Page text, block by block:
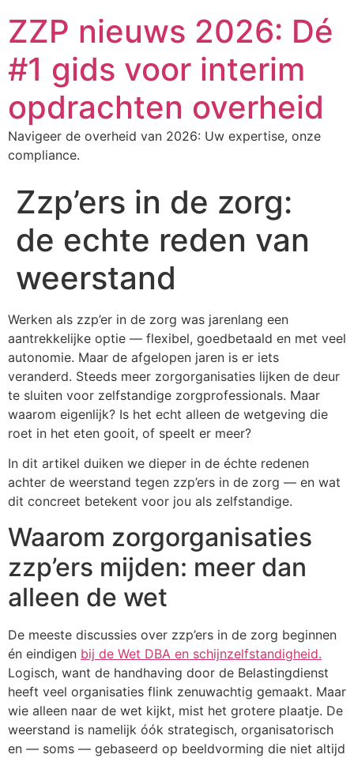
ZZP nieuws 2026: Dé
#1 gids voor interim
opdrachten overheid
Navigeer de overheid van 2026: Uw expertise, onze
compliance.
Zzp’ers in de zorg:
de echte reden van
weerstand
Werken als zzp’er in de zorg was jarenlang een
aantrekkelijke optie — flexibel, goedbetaald en met veel
autonomie. Maar de afgelopen jaren is er iets
veranderd. Steeds meer zorgorganisaties lijken de deur
te sluiten voor zelfstandige zorgprofessionals. Maar
waarom eigenlijk? Is het echt alleen de wetgeving die
roet in het eten gooit, of speelt er meer?
In dit artikel duiken we dieper in de échte redenen
achter de weerstand tegen zzp’ers in de zorg — en wat
dit concreet betekent voor jou als zelfstandige.
Waarom zorgorganisaties
zzp’ers mijden: meer dan
alleen de wet
De meeste discussies over zzp’ers in de zorg beginnen
én eindigen bij de Wet DBA en schijnzelfstandigheid.
Logisch, want de handhaving door de Belastingdienst
heeft veel organisaties flink zenuwachtig gemaakt. Maar
wie alleen naar de wet kijkt, mist het grotere plaatje. De
weerstand is namelijk óók strategisch, organisatorisch
en — soms — gebaseerd op beeldvorming die niet altijd